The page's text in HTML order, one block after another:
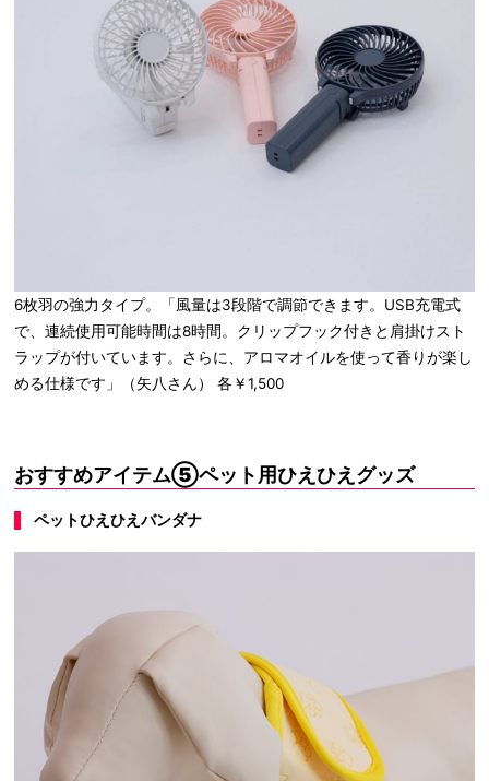
6枚羽の強力タイプ。「風量は3段階で調節できます。USB充電式
で、連続使用可能時間は8時間。クリップフック付きと肩掛けスト
ラップが付いています。さらに、アロマオイルを使って香りが楽し
める仕様です」（矢八さん） 各￥1,500
おすすめアイテム⑤ペット用ひえひえグッズ
ペットひえひえバンダナ